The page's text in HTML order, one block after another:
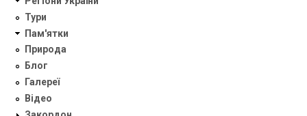
Тури
Пам'ятки
Природа
Блог
Галереї
Відео